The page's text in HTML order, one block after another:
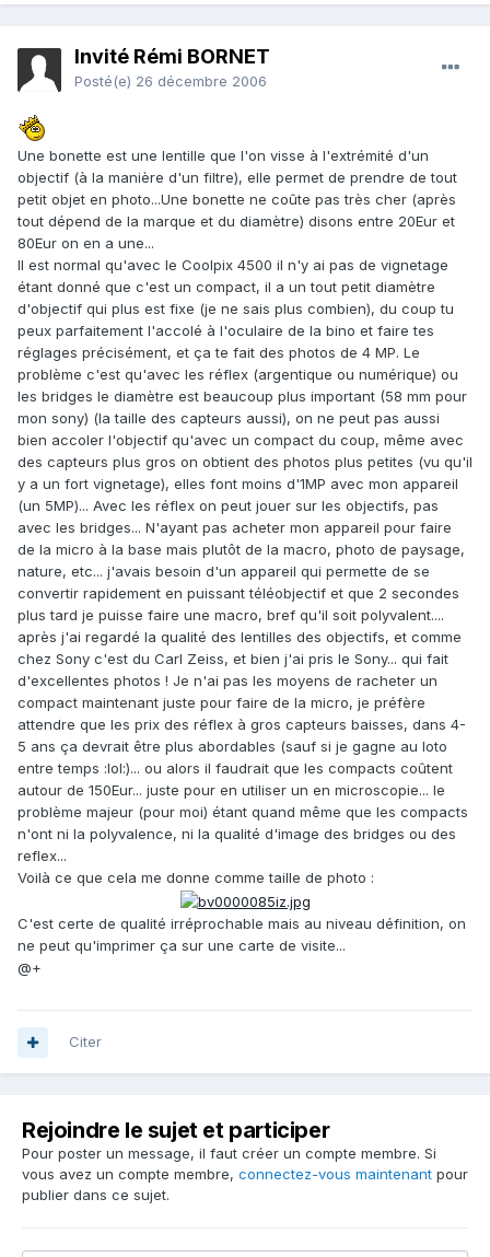
Invité Rémi BORNET
Posté(e) 26 décembre 2006
Une bonette est une lentille que l'on visse à l'extrémité d'un
objectif (à la manière d'un filtre), elle permet de prendre de tout
petit objet en photo...Une bonette ne coûte pas très cher (après
tout dépend de la marque et du diamètre) disons entre 20Eur et
80Eur on en a une...
Il est normal qu'avec le Coolpix 4500 il n'y ai pas de vignetage
étant donné que c'est un compact, il a un tout petit diamètre
d'objectif qui plus est fixe (je ne sais plus combien), du coup tu
peux parfaitement l'accolé à l'oculaire de la bino et faire tes
réglages précisément, et ça te fait des photos de 4 MP. Le
problème c'est qu'avec les réflex (argentique ou numérique) ou
les bridges le diamètre est beaucoup plus important (58 mm pour
mon sony) (la taille des capteurs aussi), on ne peut pas aussi
bien accoler l'objectif qu'avec un compact du coup, même avec
des capteurs plus gros on obtient des photos plus petites (vu qu'il
y a un fort vignetage), elles font moins d'1MP avec mon appareil
(un 5MP)... Avec les réflex on peut jouer sur les objectifs, pas
avec les bridges... N'ayant pas acheter mon appareil pour faire
de la micro à la base mais plutôt de la macro, photo de paysage,
nature, etc... j'avais besoin d'un appareil qui permette de se
convertir rapidement en puissant téléobjectif et que 2 secondes
plus tard je puisse faire une macro, bref qu'il soit polyvalent....
après j'ai regardé la qualité des lentilles des objectifs, et comme
chez Sony c'est du Carl Zeiss, et bien j'ai pris le Sony... qui fait
d'excellentes photos ! Je n'ai pas les moyens de racheter un
compact maintenant juste pour faire de la micro, je préfère
attendre que les prix des réflex à gros capteurs baisses, dans 4-
5 ans ça devrait être plus abordables (sauf si je gagne au loto
entre temps :lol:)... ou alors il faudrait que les compacts coûtent
autour de 150Eur... juste pour en utiliser un en microscopie... le
problème majeur (pour moi) étant quand même que les compacts
n'ont ni la polyvalence, ni la qualité d'image des bridges ou des
reflex...
Voilà ce que cela me donne comme taille de photo :
C'est certe de qualité irréprochable mais au niveau définition, on
ne peut qu'imprimer ça sur une carte de visite...
@+
Citer
Rejoindre le sujet et participer
Pour poster un message, il faut créer un compte membre. Si
vous avez un compte membre, connectez-vous maintenant pour
publier dans ce sujet.